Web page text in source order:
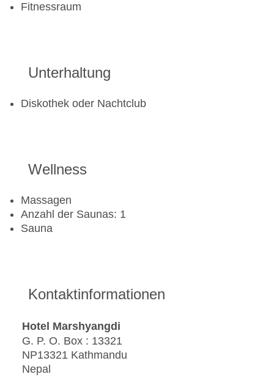
Fitnessraum
Unterhaltung
Diskothek oder Nachtclub
Wellness
Massagen
Anzahl der Saunas: 1
Sauna
Kontaktinformationen
Hotel Marshyangdi
G. P. O. Box : 13321
NP13321 Kathmandu
Nepal